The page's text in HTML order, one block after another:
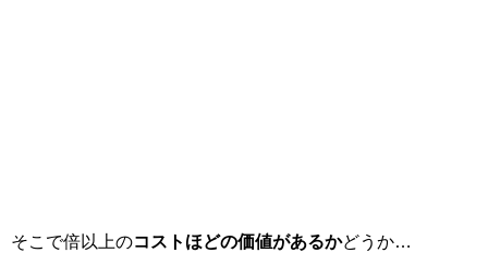
そこで倍以上のコストほどの価値があるかどうか…